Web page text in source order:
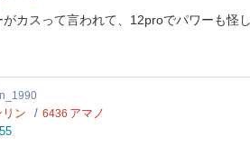
カスって言われて、12proでパワーも怪
ン 6436 アマノ